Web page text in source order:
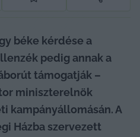
béke kérdése a
pedig annak a
támogatják –
miniszterelnök
kampányállomásán. A
Házba szervezett